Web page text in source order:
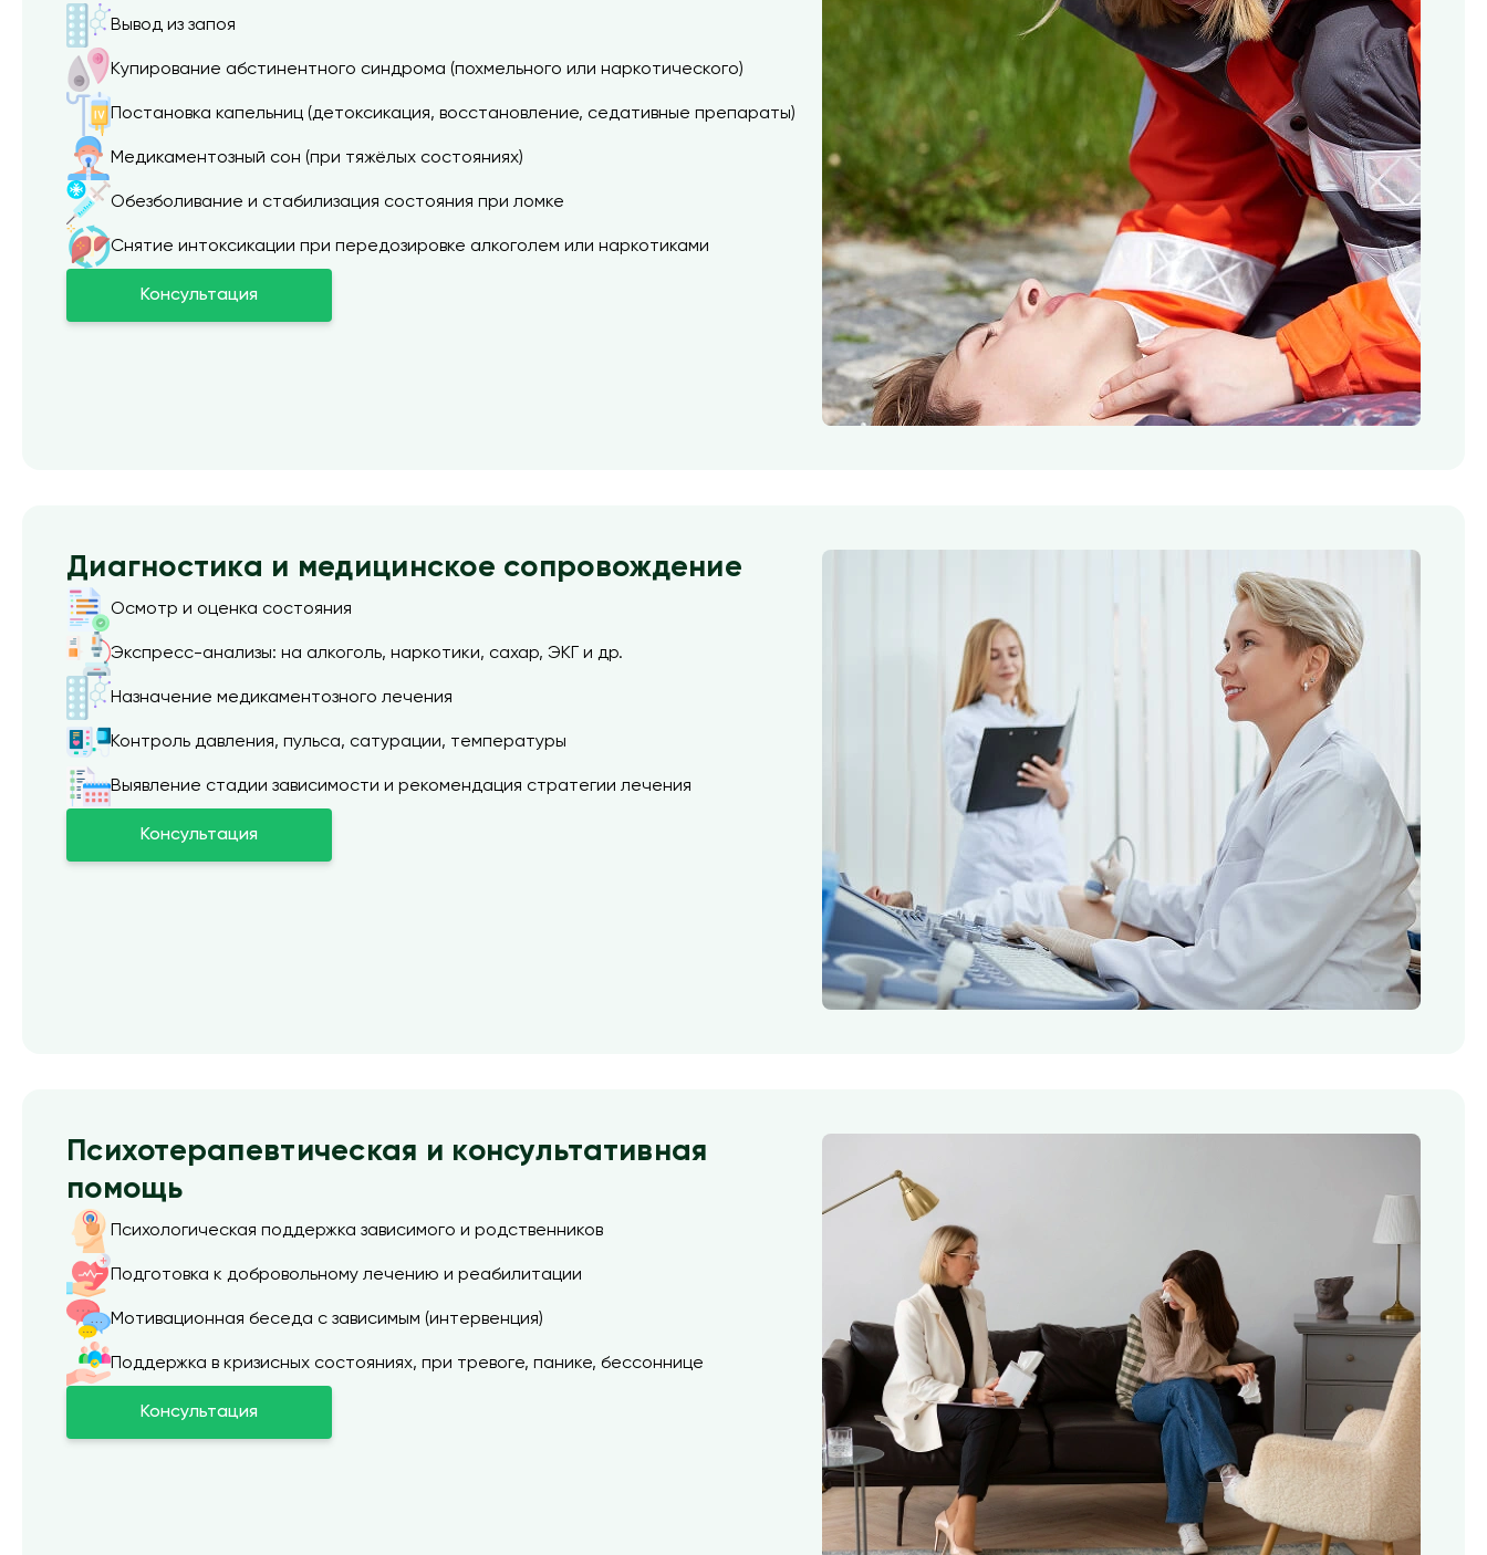
Вывод из запоя
Купирование абстинентного синдрома (похмельного или наркотического)
Постановка капельниц (детоксикация, восстановление, седативные препараты)
Медикаментозный сон (при тяжёлых состояниях)
Обезболивание и стабилизация состояния при ломке
Снятие интоксикации при передозировке алкоголем или наркотиками
Консультация
Диагностика и медицинское сопровождение
Осмотр и оценка состояния
Экспресс-анализы: на алкоголь, наркотики, сахар, ЭКГ и др.
Назначение медикаментозного лечения
Контроль давления, пульса, сатурации, температуры
Выявление стадии зависимости и рекомендация стратегии лечения
Консультация
Психотерапевтическая и консультативная
помощь
Психологическая поддержка зависимого и родственников
Подготовка к добровольному лечению и реабилитации
Мотивационная беседа с зависимым (интервенция)
Поддержка в кризисных состояниях, при тревоге, панике, бессоннице
Консультация